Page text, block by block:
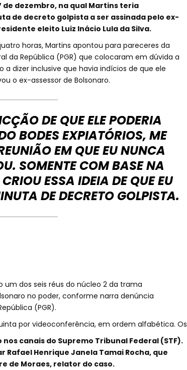
de dezembro, na qual Martins teria
de decreto golpista a ser assinada pelo ex-
eleito Luiz Inácio Lula da Silva.
horas, Martins apontou para pareceres da
da República (PGR) que colocaram em dúvida a
dizer inclusive que havia indícios de que ele
o ex-assessor de Bolsonaro.
DE QUE ELE PODERIA
BODES EXPIATÓRIOS, ME
EM QUE EU NUNCA
SOMENTE COM BASE NA
ESSA IDEIA DE QUE EU
DE DECRETO GOLPISTA.
dos seis réus do núcleo 2 da trama
no poder, conforme narra denúncia
(PGR).
por videoconferência, em ordem alfabética. Os
canais do Supremo Tribunal Federal (STF).
Rafael Henrique Janela Tamai Rocha, que
de Moraes, relator do caso.